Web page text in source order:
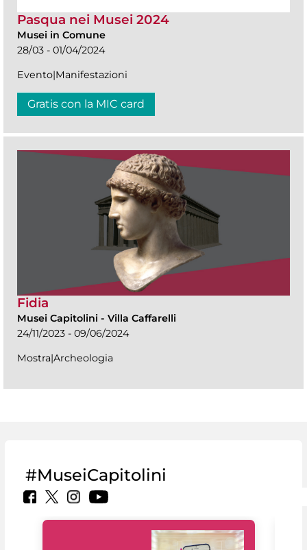
Pasqua nei Musei 2024
Musei in Comune
28/03 - 01/04/2024
Evento|Manifestazioni
Gratis con la MIC card
Fidia
Musei Capitolini - Villa Caffarelli
24/11/2023 - 09/06/2024
Mostra|Archeologia
#MuseiCapitolini